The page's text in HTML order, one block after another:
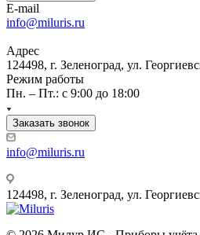
E-mail
info@miluris.ru
Адрес
124498, г. Зеленоград, ул.
Режим работы
Пн. – Пт.: с 9:00 до 18:00
Заказать звонок
info@miluris.ru
124498, г. Зеленоград, ул.